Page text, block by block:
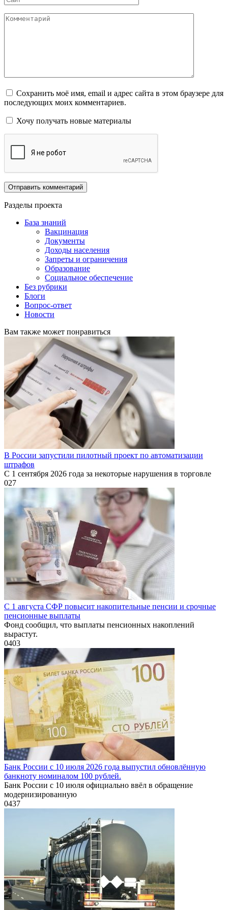
Комментарий
Сохранить моё имя, email и адрес сайта в этом браузере для
последующих моих комментариев.
Хочу получать новые материалы
Разделы проекта
База знаний
Вакцинация
Документы
Доходы населения
Запреты и ограничения
Образование
Социальное обеспечение
Без рубрики
Блоги
Вопрос-ответ
Новости
Вам также может понравиться
В России запустили пилотный проект по автоматизации
штрафов
С 1 сентября 2026 года за некоторые нарушения в торговле
027
С 1 августа СФР повысит накопительные пенсии и срочные
пенсионные выплаты
Фонд сообщил, что выплаты пенсионных накоплений
вырастут.
0403
Банк России с 10 июля 2026 года выпустил обновлённую
банкноту номиналом 100 рублей.
Банк России с 10 июля официально ввёл в обращение
модернизированную
0437